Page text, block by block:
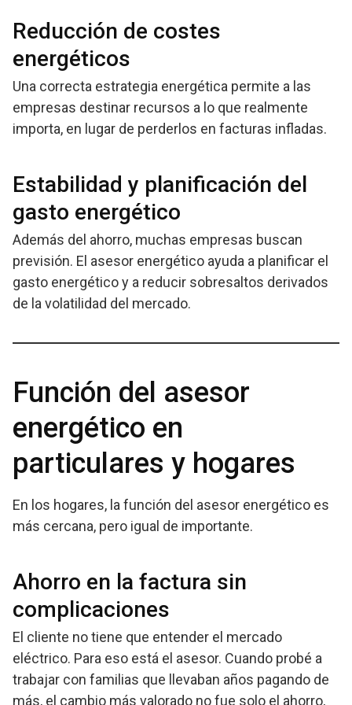
Reducción de costes
energéticos
Una correcta estrategia energética permite a las
empresas destinar recursos a lo que realmente
importa, en lugar de perderlos en facturas infladas.
Estabilidad y planificación del
gasto energético
Además del ahorro, muchas empresas buscan
previsión. El asesor energético ayuda a planificar el
gasto energético y a reducir sobresaltos derivados
de la volatilidad del mercado.
Función del asesor
energético en
particulares y hogares
En los hogares, la función del asesor energético es
más cercana, pero igual de importante.
Ahorro en la factura sin
complicaciones
El cliente no tiene que entender el mercado
eléctrico. Para eso está el asesor. Cuando probé a
trabajar con familias que llevaban años pagando de
más, el cambio más valorado no fue solo el ahorro,